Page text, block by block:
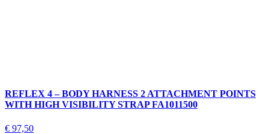
REFLEX 4 – BODY HARNESS 2 ATTACHMENT POINTS
WITH HIGH VISIBILITY STRAP FA1011500
€ 97,50